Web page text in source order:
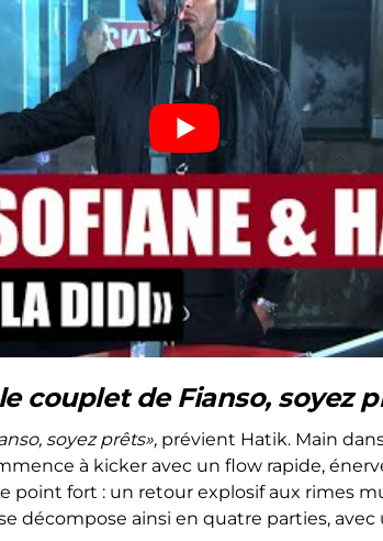
couplet de Fianso, soyez
soyez prêts», prévient Hatik. Main
à kicker avec un flow rapide,
point fort : un retour explosif aux rimes
décompose ainsi en quatre parties,